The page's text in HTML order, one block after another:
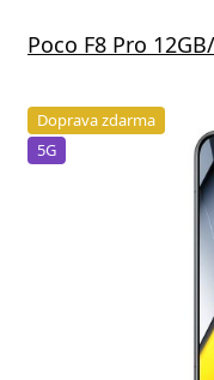
Poco F8 Pro
Doprava zdarma
5G